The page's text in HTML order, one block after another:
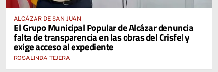
ALCÁZAR DE SAN JUAN
El Grupo Municipal Popular de Alcázar denuncia
falta de transparencia en las obras del Crisfel y
exige acceso al expediente
ROSALINDA TEJERA